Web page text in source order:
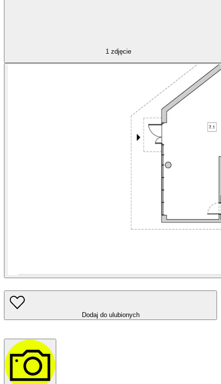
1 zdjęcie
Dodaj do ulubionych